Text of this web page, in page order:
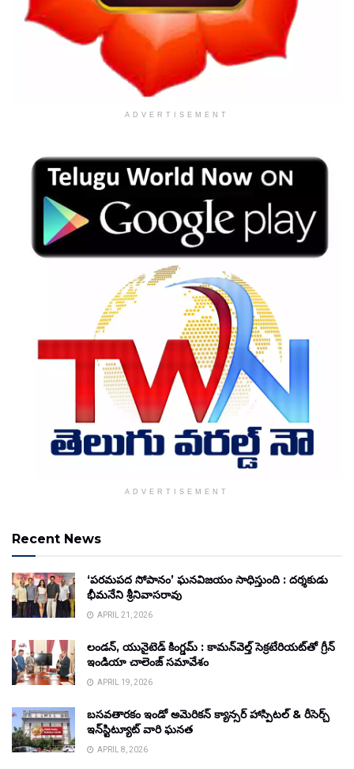
ADVERTISEMENT
ADVERTISEMENT
Recent News
‘పరమపద సోపానం’ ఘనవిజయం సాధిస్తుంది : దర్శకుడు
భీమనేని శ్రీనివాసరావు
APRIL 21, 2026
లండన్, యునైటెడ్ కింగ్డమ్ : కామన్‌వెల్త్ సెక్రటేరియట్‌తో గ్రీన్
ఇండియా చాలెంజ్ సమావేశం
APRIL 19, 2026
బసవతారకం ఇండో అమెరికన్ క్యాన్సర్ హాస్పిటల్ & రీసెర్చ్
ఇన్‌స్టిట్యూట్ వారి ఘనత
APRIL 8, 2026